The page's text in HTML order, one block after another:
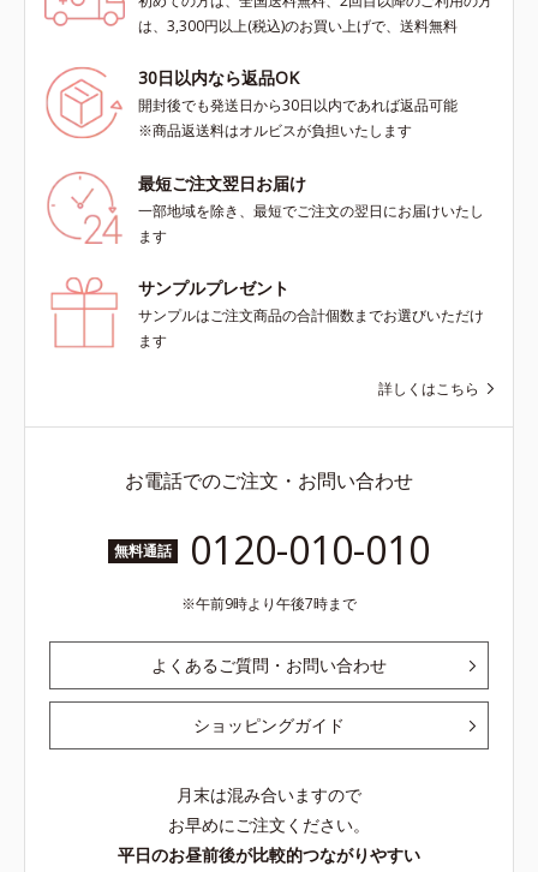
は、3,300円以上(税込)のお買い上げで、送料無料
30日以内なら返品OK
開封後でも発送日から30日以内であれば返品可能
※商品返送料はオルビスが負担いたします
最短ご注文翌日お届け
一部地域を除き、最短でご注文の翌日にお届けいたし
ます
サンプルプレゼント
サンプルはご注文商品の合計個数までお選びいただけ
ます
詳しくはこちら
お電話でのご注文・お問い合わせ
無料通話 0120-010-010
午前9時より午後7時まで
よくあるご質問・お問い合わせ
ショッピングガイド
月末は混み合いますので
お早めにご注文ください。
平日のお昼前後が比較的つながりやすい